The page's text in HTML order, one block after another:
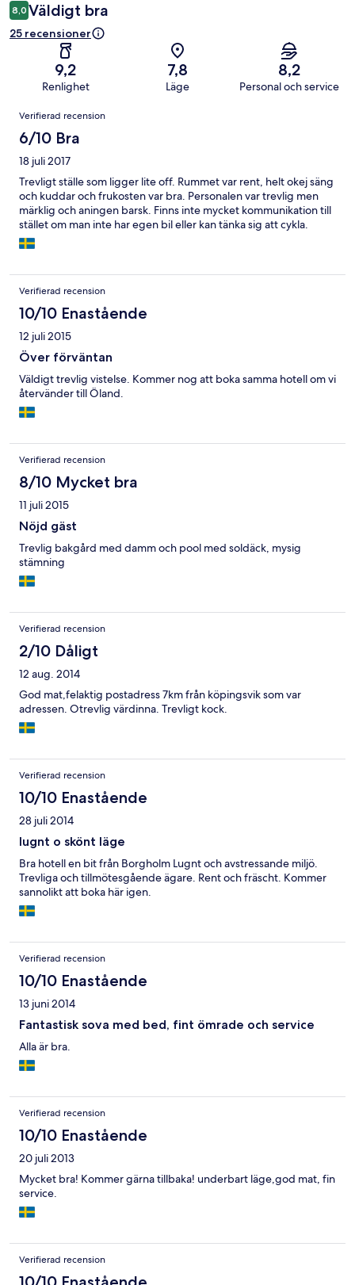
8,0 Väldigt bra
25 recensioner
9,2
Renlighet
7,8
Läge
8,2
Personal och service
Recensioner
Verifierad recension
6/10 Bra
18 juli 2017
Trevligt ställe som ligger lite off. Rummet var rent, helt okej säng
och kuddar och frukosten var bra. Personalen var trevlig men
märklig och aningen barsk. Finns inte mycket kommunikation till
stället om man inte har egen bil eller kan tänka sig att cykla.
Verifierad recension
10/10 Enastående
12 juli 2015
Över förväntan
Väldigt trevlig vistelse. Kommer nog att boka samma hotell om vi
återvänder till Öland.
Verifierad recension
8/10 Mycket bra
11 juli 2015
Nöjd gäst
Trevlig bakgård med damm och pool med soldäck, mysig
stämning
Verifierad recension
2/10 Dåligt
12 aug. 2014
God mat,felaktig postadress 7km från köpingsvik som var
adressen. Otrevlig värdinna. Trevligt kock.
Verifierad recension
10/10 Enastående
28 juli 2014
lugnt o skönt läge
Bra hotell en bit från Borgholm Lugnt och avstressande miljö.
Trevliga och tillmötesgående ägare. Rent och fräscht. Kommer
sannolikt att boka här igen.
Verifierad recension
10/10 Enastående
13 juni 2014
Fantastisk sova med bed, fint ömrade och service
Alla är bra.
Verifierad recension
10/10 Enastående
20 juli 2013
Mycket bra! Kommer gärna tillbaka! underbart läge,god mat, fin
service.
Verifierad recension